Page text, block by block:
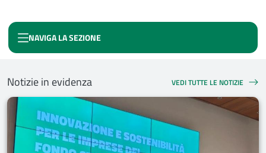
NAVIGA LA SEZIONE
FONDO CRESCI AL SUD
Notizie in evidenza VEDI TUTTE LE NOTIZIE
NOTIZIE IN EVIDENZA